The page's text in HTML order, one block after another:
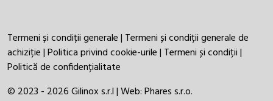
Termeni și condiții generale| Termeni și condiții generale de
achiziție|Politica privind cookie-urile| Termeni și condiții|
Politică de confidențialitate
© 2023 - 2026 Gilinox s.r.l | Web:Phares s.r.o.